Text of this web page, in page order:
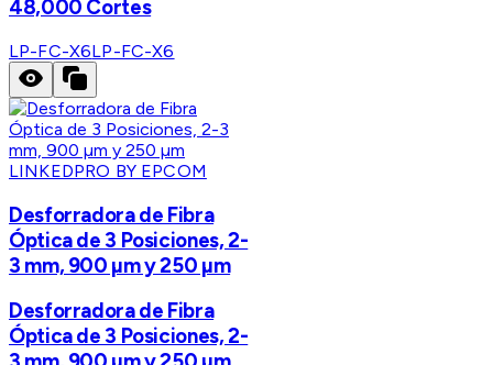
48,000 Cortes
LP-FC-X6LP-FC-X6
LINKEDPRO BY EPCOM
Desforradora de Fibra
Óptica de 3 Posiciones, 2-
3 mm, 900 µm y 250 µm
Desforradora de Fibra
Óptica de 3 Posiciones, 2-